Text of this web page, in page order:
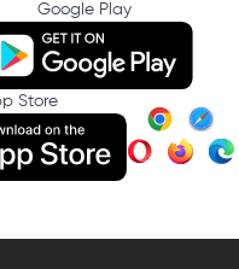
Google Play
Store